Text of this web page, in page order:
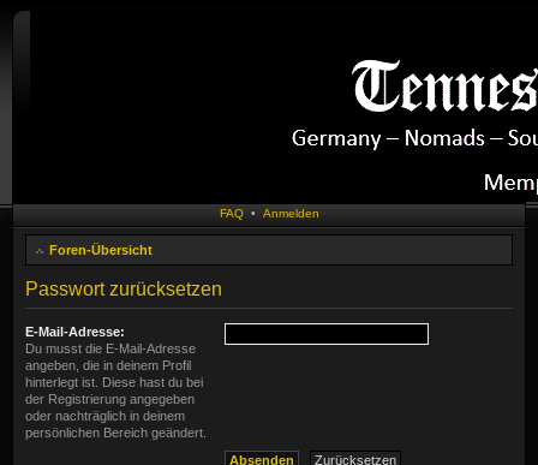
FAQ • Anmelden
Foren-Übersicht
Passwort zurücksetzen
E-Mail-Adresse:
Du musst die E-Mail-Adresse
angeben, die in deinem Profil
hinterlegt ist. Diese hast du bei
der Registrierung angegeben
oder nachträglich in deinem
persönlichen Bereich geändert.